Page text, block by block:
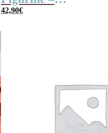
capitaine Tsubasa
42,90€